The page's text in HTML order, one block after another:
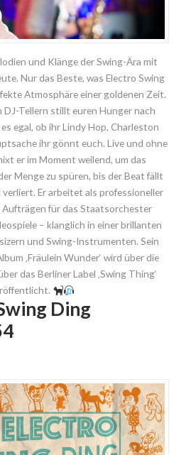
und Klänge der Swing-Ära mit
Nur das Beste, was Electro Swing
Atmosphäre einer goldenen Zeit.
DJ-Tellern stillt euren Hunger nach
egal, ob ihr Lindy Hop, Charleston
ihr gönnt euch. Live und ohne
er im Moment weilend, um das
Menge zu spüren, bis der Beat fällt
Er arbeitet als professioneller
für das Staatsorchester
– klanglich in einer brillanten
und Swing-Instrumenten. Sein
‚Fräulein Wunder‘ wird über die
das Berliner Label ‚Swing Thing‘
Ding